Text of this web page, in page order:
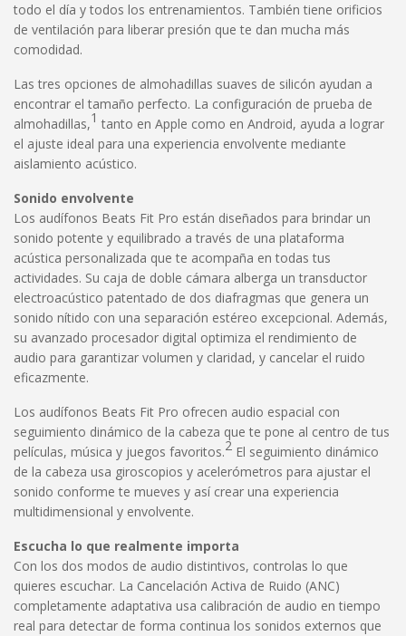
todo el día y todos los entrenamientos. También tiene orificios
de ventilación para liberar presión que te dan mucha más
comodidad.
Las tres opciones de almohadillas suaves de silicón ayudan a
encontrar el tamaño perfecto. La configuración de prueba de
almohadillas,1 tanto en Apple como en Android, ayuda a lograr
el ajuste ideal para una experiencia envolvente mediante
aislamiento acústico.
Sonido envolvente
Los audífonos Beats Fit Pro están diseñados para brindar un
sonido potente y equilibrado a través de una plataforma
acústica personalizada que te acompaña en todas tus
actividades. Su caja de doble cámara alberga un transductor
electroacústico patentado de dos diafragmas que genera un
sonido nítido con una separación estéreo excepcional. Además,
su avanzado procesador digital optimiza el rendimiento de
audio para garantizar volumen y claridad, y cancelar el ruido
eficazmente.
Los audífonos Beats Fit Pro ofrecen audio espacial con
seguimiento dinámico de la cabeza que te pone al centro de tus
películas, música y juegos favoritos.2 El seguimiento dinámico
de la cabeza usa giroscopios y acelerómetros para ajustar el
sonido conforme te mueves y así crear una experiencia
multidimensional y envolvente.
Escucha lo que realmente importa
Con los dos modos de audio distintivos, controlas lo que
quieres escuchar. La Cancelación Activa de Ruido (ANC)
completamente adaptativa usa calibración de audio en tiempo
real para detectar de forma continua los sonidos externos que